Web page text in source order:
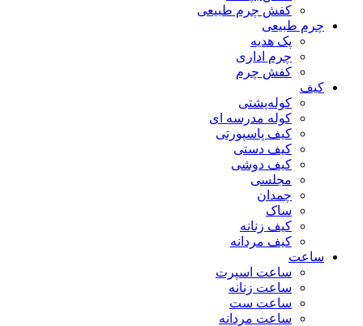
کفش چرم طبیعی
چرم طبیعی
پک هدیه
چرم اداری
کفش چرم
کیف
کوله‌پشتی
کوله مدرسه ای
کیف پاسپورتی
کیف دستی
کیف دوشی
مجلسی
چمدان
ساک
کیف زنانه
کیف مردانه
ساعت
ساعت اسپرت
ساعت زنانه
ساعت ست
ساعت مردانه